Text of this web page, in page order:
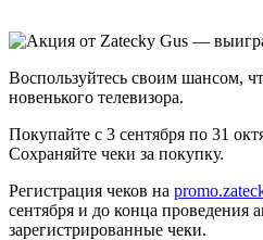
Воспользуйтесь своим шансом,
новенького телевизора.
Покупайте с 3 сентября по 31
Сохраняйте чеки за покупку.
Регистрация чеков на
сентября и до конца проведения
зарегистрированные чеки.